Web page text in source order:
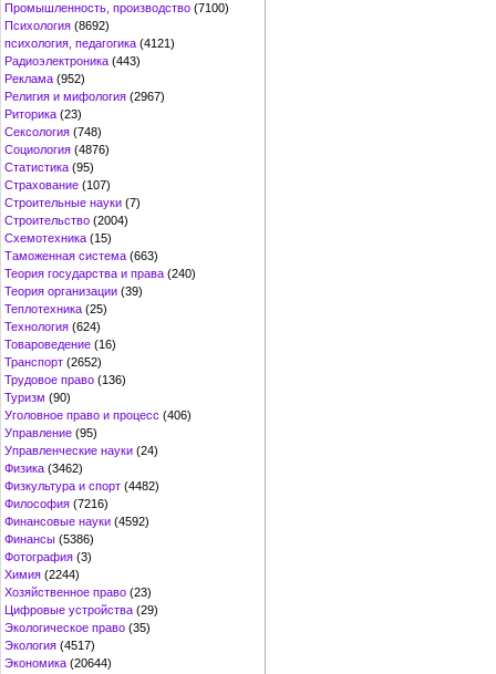
Промышленность, производство (7100)
Психология (8692)
психология, педагогика (4121)
Радиоэлектроника (443)
Реклама (952)
Религия и мифология (2967)
Риторика (23)
Сексология (748)
Социология (4876)
Статистика (95)
Страхование (107)
Строительные науки (7)
Строительство (2004)
Схемотехника (15)
Таможенная система (663)
Теория государства и права (240)
Теория организации (39)
Теплотехника (25)
Технология (624)
Товароведение (16)
Транспорт (2652)
Трудовое право (136)
Туризм (90)
Уголовное право и процесс (406)
Управление (95)
Управленческие науки (24)
Физика (3462)
Физкультура и спорт (4482)
Философия (7216)
Финансовые науки (4592)
Финансы (5386)
Фотография (3)
Химия (2244)
Хозяйственное право (23)
Цифровые устройства (29)
Экологическое право (35)
Экология (4517)
Экономика (20644)